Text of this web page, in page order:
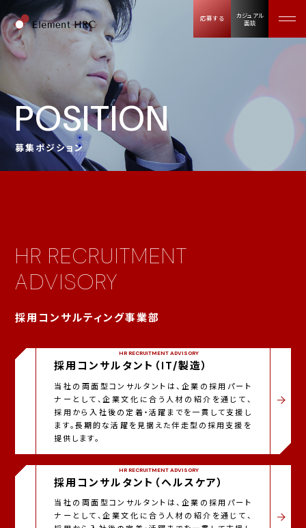
応募する
カジュアル
面談
POSITION
募集ポジション
HR RECRUITMENT
ADVISORY
採用コンサルティング事業部
HR RECRUITMENT ADVISORY
採用コンサルタント（IT/製造）
当社の両面型コンサルタントは、企業の採用パート
ナーとして、企業文化に合う人材の紹介を通じて、
採用から入社後の定着・活躍までを一貫して支援し
ます。長期的な活躍を見据えた伴走型の採用支援を
提供します。
HR RECRUITMENT ADVISORY
採用コンサルタント（ヘルスケア）
当社の両面型コンサルタントは、企業の採用パート
ナーとして、企業文化に合う人材の紹介を通じて、